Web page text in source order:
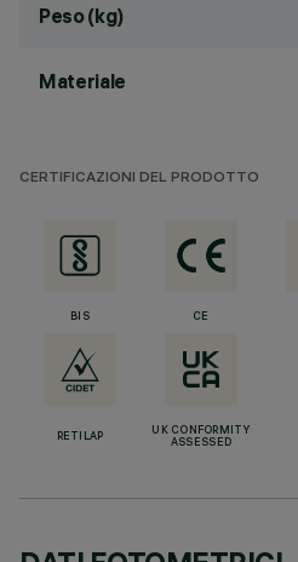
Peso (kg)
Materiale
CERTIFICAZIONI DEL PRODOTTO
BIS CE
RETILAP
UK CONFORMITY
ASSESSED